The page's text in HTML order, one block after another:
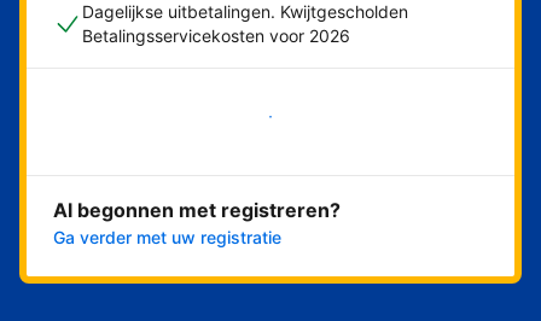
Dagelijkse uitbetalingen. Kwijtgescholden
Betalingsservicekosten voor 2026
Nu meteen beginnen
Al begonnen met registreren?
Ga verder met uw registratie